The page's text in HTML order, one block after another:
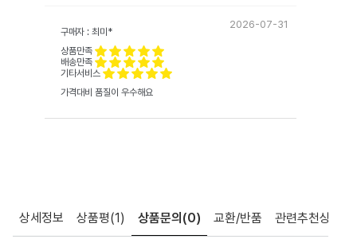
구매자 : 최미*
상품만족
배송만족
기타서비스
2026-07-31
가격대비 품질이 우수해요
상세정보 상품평(1) 상품문의 (0) 교환/반품 관련추천상품